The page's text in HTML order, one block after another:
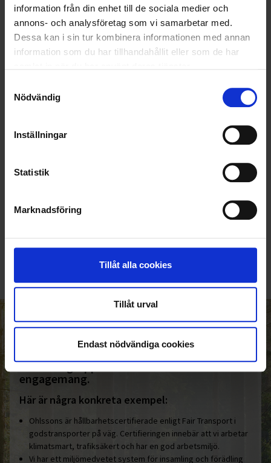
information från din enhet till de sociala medier och
annons- och analysföretag som vi samarbetar med.
Dessa kan i sin tur kombinera informationen med annan
information som du har tillhandahållit eller som de har
Nödvändig
Inställningar
Statistik
Marknadsföring
Tillåt alla cookies
Tillåt urval
Endast nödvändiga cookies
VELLINGE
KUNDTJÄNST
info@ohlssons.se
HELT ENKELT HÅLLBART
Den gemensamma nämnaren i
Ohlssonsgruppen är vårt hållbara
engagemang.
Här är några konkreta exempel:
Ohlssons är hållbarhetscertifierade enligt Fair Transport i
godstransporter på väg. Certifieringen innebär att vi arbetar
klimatsmart, trafiksäkert och har en god arbetsmiljö.
Vi har ett miljömedvetet system för insamling och förädling